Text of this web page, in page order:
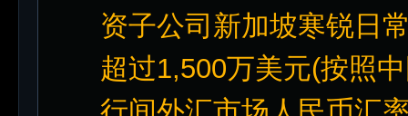
资子公司新加坡寒锐日
超过1,500万美元(按照